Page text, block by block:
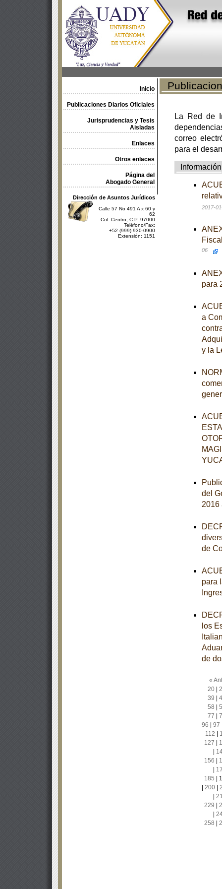
Inicio
Publicaciones Diarios Oficiales
Jurisprudencias y Tesis
Aisladas
Enlaces
Otros enlaces
Página del
Abogado General
Dirección de Asuntos Jurídicos
Calle 57 No 491 A x 60 y
62
Col. Centro, C.P. 97000
Teléfono/Fax:
+52 (999) 930-0900
Extensión: 1151
La Red de
correo
para el
Información
2017-
06
para
a
y la
del
2016
de
para
los
de
«
20|
39
58
77
96
97
112
127
156
185
200|
229
258